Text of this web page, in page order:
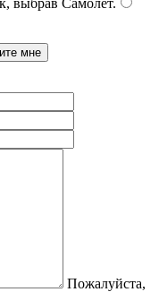
выбрав Самолёт.
Пожалуйста,